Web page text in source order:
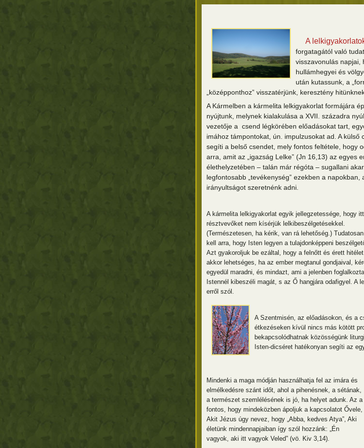
A
forgatagától való
visszavonulás napjai,
hullámhegyei és
után kutassunk, a
„középponthoz” visszatérjünk, keresztény
A Kármelben a kármelita lelkigyakorlat formájára
nyújtunk, melynek kialakulása a XVII. századra
vezetője a csend légkörében előadásokat tart,
imához támpontokat, ún. impulzusokat ad. A külső
segíti a belső csendet, mely fontos feltétele, hogy
arra, amit az „igazság Lelke” (Jn 16,13) az egyes
élethelyzetében – talán már régóta – sugallani
legfontosabb „tevékenység” ezekben a napokban,
irányultságot szeretnénk adni.
A kármelita lelkigyakorlat egyik jellegzetessége, hogy
résztvevőket nem kísérjük lelkibeszélgetésekkel.
(Természetesen, ha kérik, van rá lehetőség.)
kell arra, hogy Isten legyen a tulajdonképpeni
Azt gyakoroljuk be ezáltal, hogy a felnőtt és érett
akkor lehetséges, ha az ember megtanul gondjaival,
egyedül maradni, és mindazt, ami a jelenben
Istennél kibeszéli magát, s az Ő hangjára odafigyel. A
erről szól.
A Szentmisén, az előadásokon, és a
étkezéseken kívül nincs más kötött
bekapcsolódhatnak közösségünk
Isten-dicséret hatékonyan segíti az
Mindenki a maga módján használhatja fel az imára és
elmélkedésre szánt időt, ahol a pihenésnek, a sétának,
a természet szemlélésének is jó, ha helyet adunk. Az a
fontos, hogy mindeközben ápoljuk a kapcsolatot Ővele,
Akit Jézus úgy nevez, hogy „Abba, kedves Atya”, Aki
életünk mindennapjaiban így szól hozzánk: „Én
vagyok, aki itt vagyok Veled” (vö. Kiv 3,14).